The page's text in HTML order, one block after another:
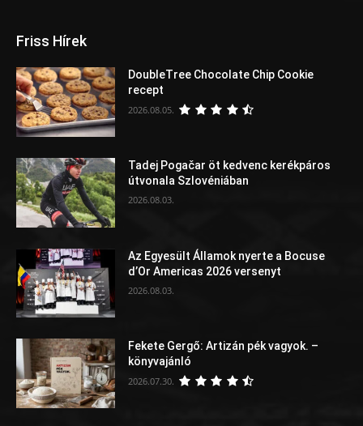
Friss Hírek
DoubleTree Chocolate Chip Cookie
recept
2026.08.05.
Tadej Pogačar öt kedvenc kerékpáros
útvonala Szlovéniában
2026.08.03.
Az Egyesült Államok nyerte a Bocuse
d’Or Americas 2026 versenyt
2026.08.03.
Fekete Gergő: Artizán pék vagyok. –
könyvajánló
2026.07.30.